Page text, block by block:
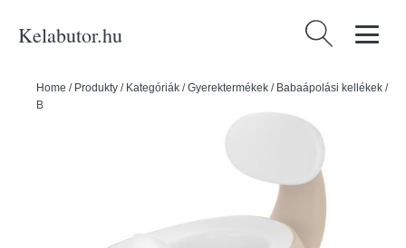
Kelabutor.hu Keresés:
Home / Produkty / Kategóriák /Gyerektermékek / Babaápolási kellékek /
Bézs bili - Kindsgut